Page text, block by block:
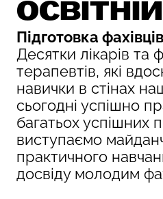
Підготовка
Десятки лікарів та
терапевтів, які
навички в стінах
сьогодні успішно
багатьох успішних
виступаємо
практичного
досвіду молодим